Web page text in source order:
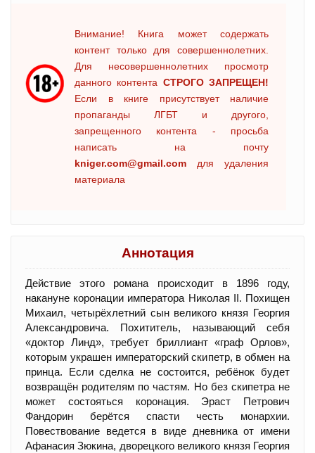
Внимание! Книга может содержать
контент только для совершеннолетних.
Для несовершеннолетних просмотр
данного контента СТРОГО ЗАПРЕЩЕН!
Если в книге присутствует наличие
пропаганды ЛГБТ и другого,
запрещенного контента - просьба
написать на почту
kniger.com@gmail.com для удаления
материала
Аннотация
Действие этого романа происходит в 1896 году,
накануне коронации императора Николая II. Похищен
Михаил, четырёхлетний сын великого князя Георгия
Александровича. Похититель, называющий себя
«доктор Линд», требует бриллиант «граф Орлов»,
которым украшен императорский скипетр, в обмен на
принца. Если сделка не состоится, ребёнок будет
возвращён родителям по частям. Но без скипетра не
может состояться коронация. Эраст Петрович
Фандорин берётся спасти честь монархии.
Повествование ведется в виде дневника от имени
Афанасия Зюкина, дворецкого великого князя Георгия